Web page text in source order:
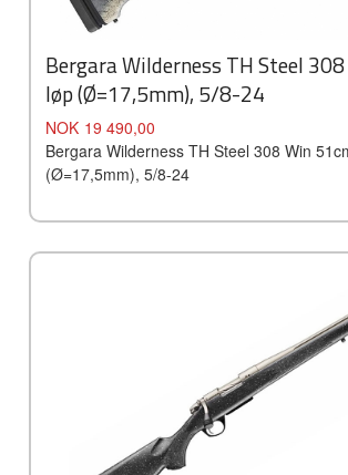
Bergara Wilderness TH Steel
løp (Ø=17,5mm), 5/8-24
Pris
NOK 19 490,00
Bergara Wilderness TH Steel 308 Win
(Ø=17,5mm), 5/8-24